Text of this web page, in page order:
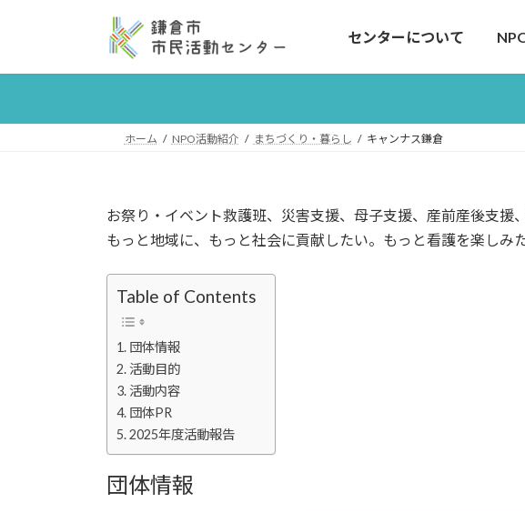
ン
へ
ー
ョ
センターについて
ホーム NPO活動紹介 まちづくり・暮らし キャンナス鎌倉
お祭り・イベント救護班、災害支援、母子支援、産前産後支援
もっと地域に、もっと社会に貢献したい。もっと看護を楽しみ
Table of Contents
団体情報
活動目的
活動内容
団体PR
2025年度活動報告
団体情報